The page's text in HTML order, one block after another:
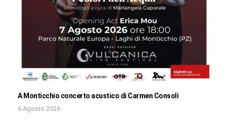
A Monticchio concerto acustico di Carmen Consoli
6 Agosto 2026